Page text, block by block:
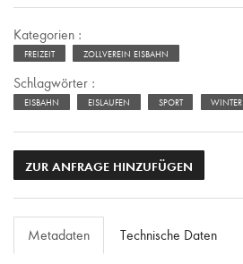
Kategorien :
FREIZEIT ZOLLVEREIN EISBAHN
Schlagwörter :
EISBAHN EISLAUFEN SPORT WINTER
ZUR ANFRAGE HINZUFÜGEN
Metadaten Technische Daten